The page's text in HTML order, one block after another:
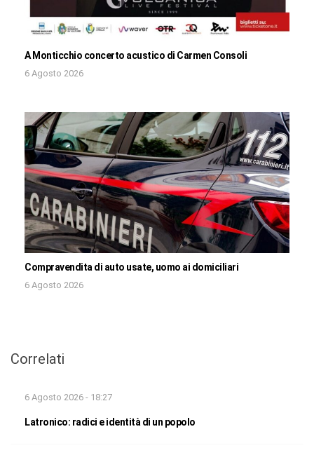
A Monticchio concerto acustico di Carmen Consoli
6 Agosto 2026
Compravendita di auto usate, uomo ai domiciliari
6 Agosto 2026
Correlati
6 Agosto 2026 - 18:27
Latronico: radici e identità di un popolo